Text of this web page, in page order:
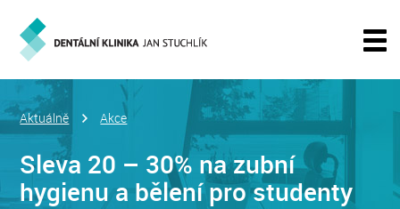
Sleva 20 – 30% na zubní
hygienu a bělení pro studenty
Aktuálně Akce